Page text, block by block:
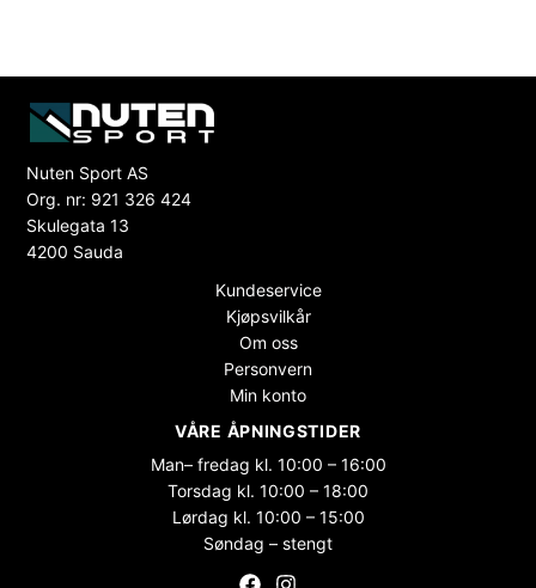
Nuten Sport AS
Org. nr: 921 326 424
Skulegata 13
4200 Sauda
Kundeservice
Kjøpsvilkår
Om oss
Personvern
Min konto
VÅRE ÅPNINGSTIDER
Man– fredag kl. 10:00 – 16:00
Torsdag kl. 10:00 – 18:00
Lørdag kl. 10:00 – 15:00
Søndag – stengt